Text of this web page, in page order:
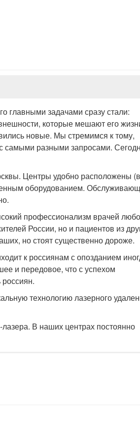
главными задачами сразу стали:
которые мешают его
новые. Мы стремимся к тому,
самыми разными запросами.
Центры удобно расположены (в
оборудованием.
профессионализм врачей
России, но и пациентов из
но стоят существенно дороже.
к россиянам с опозданием
и передовое, что с успехом
технологию лазерного
В наших центрах постоянно